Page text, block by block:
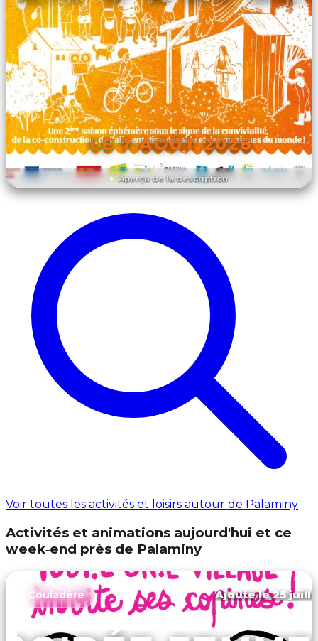
Aperçu de la description
LE 7 AOÛT 2026
DÉCOUVRIR L'ÉVÉNEMENT
Voir toutes les activités et loisirs autour de Palaminy
Activités et animations aujourd'hui et ce
week‑end près de Palaminy
Couladère Ajouté le 25